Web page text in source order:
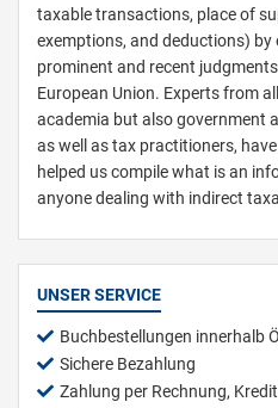
taxable transactions, place of
exemptions, and deductions) by
prominent and recent
European Union. Experts from
academia but also government
as well as tax practitioners,
helped us compile what is an
anyone dealing with indirect
UNSER SERVICE
Buchbestellungen innerhalb
Sichere Bezahlung
Zahlung per Rechnung,